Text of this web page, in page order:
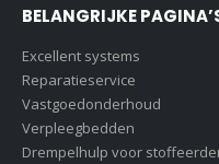
BELANGRIJKE
Excellent systems
Reparatieservice
Vastgoedonderhoud
Verpleegbedden
Drempelhulp voor